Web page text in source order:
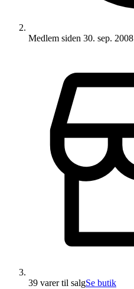
Medlem siden 30. sep. 2008
39 varertil salgSe butik